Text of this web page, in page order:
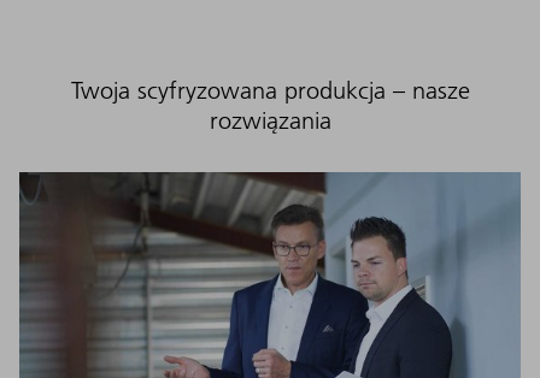
Twoja scyfryzowana produkcja – nasze
rozwiązania